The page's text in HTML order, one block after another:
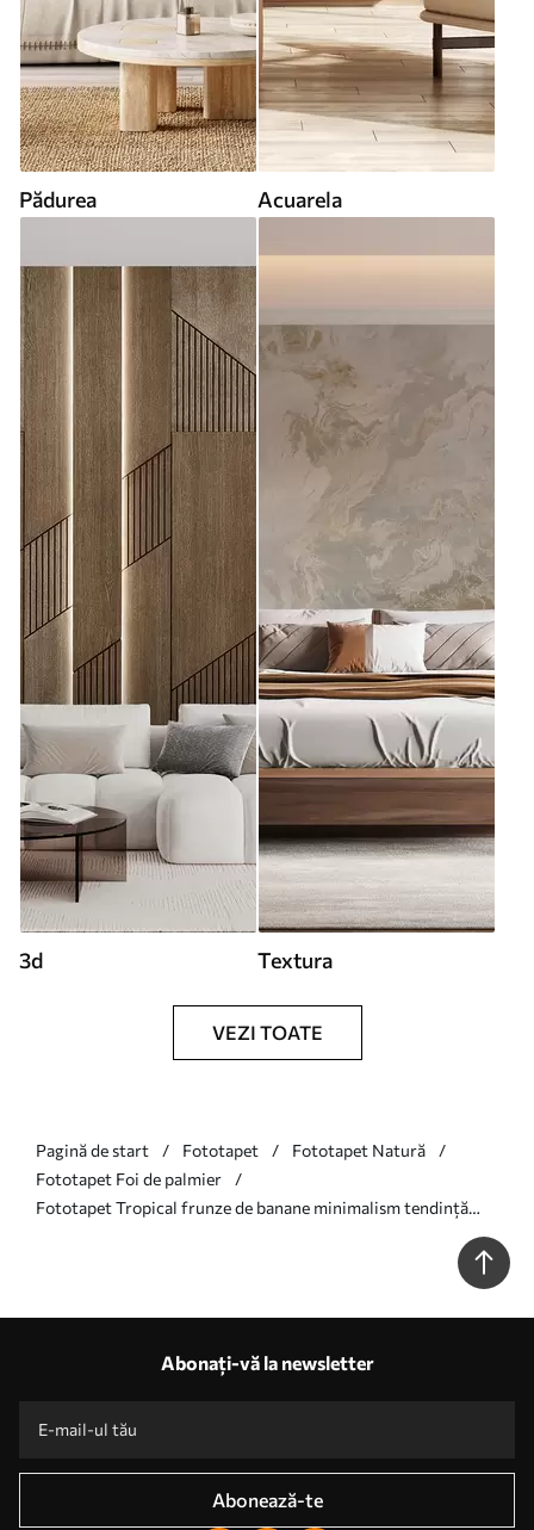
Pădurea Acuarela
3d Textura
VEZI TOATE
Pagină de start Fototapet
Fototapet Natură
Fototapet Foi de palmier
Fototapet Tropical frunze de banane minimalism tendință
Abonați-vă la newsletter
Abonează-te